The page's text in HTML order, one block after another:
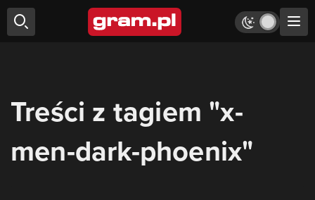
Treści z tagiem "x-
men-dark-phoenix"